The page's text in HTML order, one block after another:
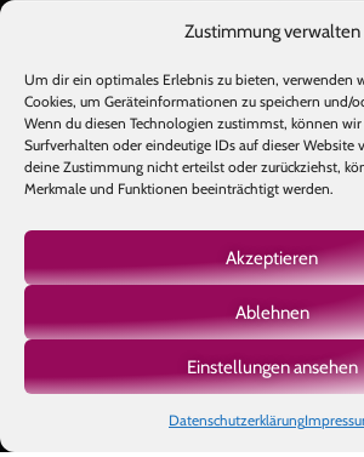
Zustimmung verwalten
Um dir ein optimales Erlebnis zu bieten, verwenden
Cookies, um Geräteinformationen zu speichern und/
Wenn du diesen Technologien zustimmst, können
Surfverhalten oder eindeutige IDs auf dieser Website
deine Zustimmung nicht erteilst oder zurückziehst,
Merkmale und Funktionen beeinträchtigt werden.
Akzeptieren
Ablehnen
Einstellungen ansehen
Datenschutzerklärung
Auf